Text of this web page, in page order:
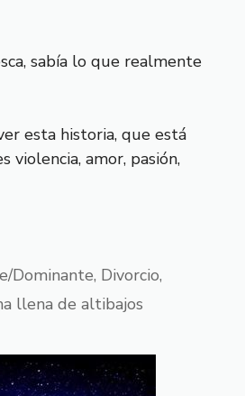
sabía lo que realmente
esta historia, que está
violencia, amor, pasión,
Dominante, Divorcio,
llena de altibajos